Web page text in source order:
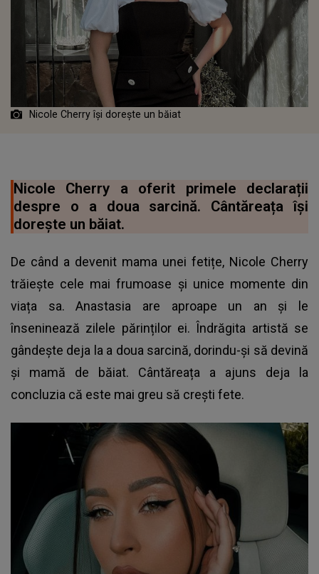
Nicole Cherry își dorește un băiat
Nicole Cherry a oferit primele declarații
despre o a doua sarcină. Cântăreața își
dorește un băiat.
De când a devenit mama unei fetițe, Nicole Cherry
trăiește cele mai frumoase și unice momente din
viața sa. Anastasia are aproape un an și le
înseninează zilele părinților ei. Îndrăgita artistă se
gândește deja la a doua sarcină, dorindu-și să devină
și mamă de băiat. Cântăreața a ajuns deja la
concluzia că este mai greu să crești fete.